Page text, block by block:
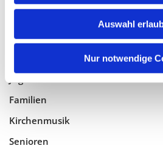
Auswahl
Nur notwendige
Geistlicher Raum
Taufe, Kommunion & Trauung
Familien
Kirchenmusik
Senioren